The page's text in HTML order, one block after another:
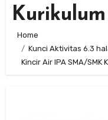
Home
Kunci Aktivitas 6.3
Kincir Air IPA SMA/SMK